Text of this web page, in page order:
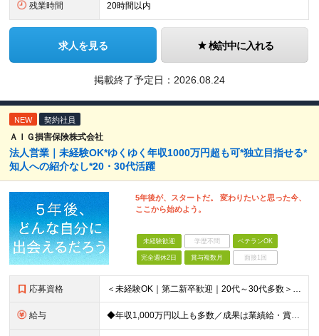
残業時間 20時間以内
求人を見る 検討中に入れる
掲載終了予定日： 2026.08.24
NEW 契約社員
ＡＩＧ損害保険株式会社
法人営業｜未経験OK*ゆくゆく年収1000万円超も可*独立目指せる*
知人への紹介なし*20・30代活躍
5年後が、スタートだ。 変わりたいと思った今、
ここから始めよう。
未経験歓迎 学歴不問 ベテランOK
完全週休2日 賞与複数月 面接1回
応募資格 ＜未経験OK｜第二新卒歓迎｜20代～30代多数＞ ◆業界未経験・営業未経験がほとんどです！ ◆高卒以上 ━━━━━━━━ 育成前提の採用です！ ━━━━━━━━ 「稼ぎたい」「経営者になりたい」など
給与 ◆年収1,000万円以上も多数／成果は業績給・賞与に反映 ◆年収例1,233円／30代・4年目 月給24万4,094円～33万5,000円＋業績給＋賞与年2回（業績による） ※給与は配属エリアによ